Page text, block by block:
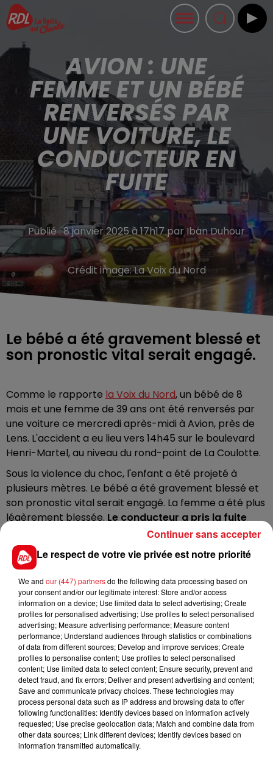
AVION : UNE
FEMME ET UN BÉBÉ
RENVERSÉS PAR
UNE VOITURE, LE
CONDUCTEUR EN
FUITE
Publié : 8 janvier 2025 à 17h17 par Iban Duhour
Crédit image:La Voix du Nord
Le bébé a été gravement blessé et
son pronostic vital serait engagé.
Comme le rapporte la Voix du Nord, un bébé de 8
mois et une femme de 39 ans ont été renversés par
une voiture ce mercredi après-midi à Avion, près de
Lens. L'accident a eu lieu vers 14h45 sur le boulevard
Henri-Martel, au niveau du rond-point de La Coulotte.
Sous la violence du choc, l'enfant a été projeté à
plusieurs mètres. Le bébé a été gravement blessé et
son pronostic vital serait engagé. La femme a été plus
légèrement blessée.Le conducteur a pris la fuite
FIL D'ACTUS
15 juillet 2026
BÉTHUNE: ENQUÊTE POUR HOMICIDE
Le respect de votre vie privée est notre priorité
We and our (447) partnersdo the following data processing based on
your consent and/or our legitimate interest: Store and/or access
information on a device; Use limited data to select advertising; Create
profiles for personalised advertising; Use profiles to select personalised
advertising; Measure advertising performance; Measure content
performance; Understand audiences through statistics or combinations
of data from different sources; Develop and improve services; Create
profiles to personalise content; Use profiles to select personalised
content; Use limited data to select content; Ensure security, prevent and
detect fraud, and fix errors; Deliver and present advertising and content;
Save and communicate privacy choices. These technologies may
process personal data such as IP address and browsing data to offer
following functionalities: Identify devices based on information actively
requested; Use precise geolocation data; Match and combine data from
other data sources; Link different devices; Identify devices based on
information transmitted automatically.
Continuer sans accepter